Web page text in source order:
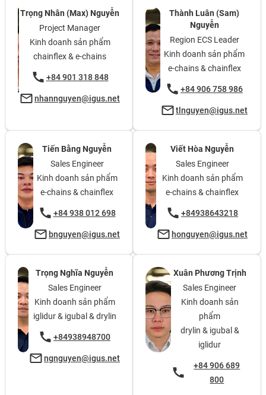
Trọng Nhân (Max) Nguyễn
Project Manager
Kinh doanh sản phẩm
chainflex & e-chains
+84 901 318 848
nhannguyen@igus.net
Thành Luân (Sam)
Nguyễn
Region ECS Leader
Kinh doanh sản phẩm
e-chains & chainflex
+84 906 758 986
tlnguyen@igus.net
Tiến Bằng Nguyễn
Sales Engineer
Kinh doanh sản phẩm
e-chains & chainflex
+84 938 012 698
bnguyen@igus.net
Viết Hòa Nguyễn
Sales Engineer
Kinh doanh sản phẩm
e-chains & chainflex
+84938643218
honguyen@igus.net
Trọng Nghĩa Nguyễn
Sales Engineer
Kinh doanh sản phẩm
iglidur & igubal & drylin
+84938948700
ngnguyen@igus.net
Xuân Phương Trịnh
Sales Engineer
Kinh doanh sản
phẩm
drylin & igubal &
iglidur
+84 906 689
800